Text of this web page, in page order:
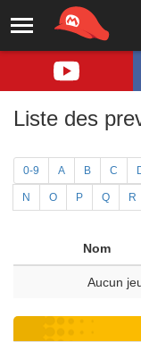
Liste des
0-9 A B C
N O P Q R
Nom
Aucun